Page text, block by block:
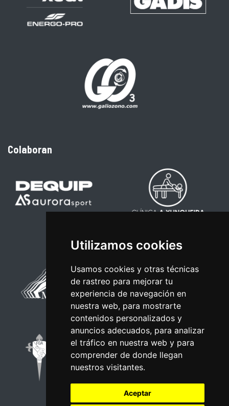
Utilizamos cookies
Usamos cookies y otras técnicas
de rastreo para mejorar tu
experiencia de navegación en
nuestra web, para mostrarte
contenidos personalizados y
anuncios adecuados, para analizar
el tráfico en nuestra web y para
comprender de donde llegan
nuestros visitantes.
Aceptar
Colaboran